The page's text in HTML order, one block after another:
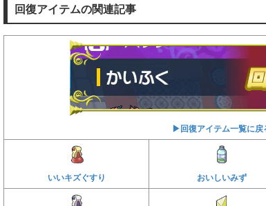
回復アイテムの関連記事
▶︎回復アイテム一覧に戻
いいキズぐすり おいしいみず